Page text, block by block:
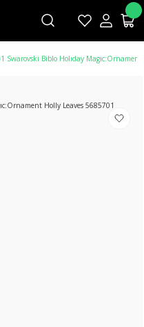
Swarovski Biblo Holıday